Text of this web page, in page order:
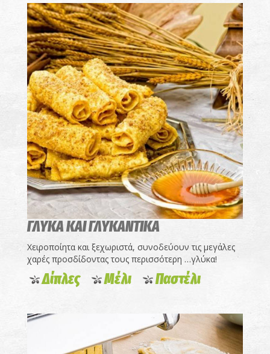
ΓΛΥΚΑ ΚΑΙ ΓΛΥΚΑΝΤΙΚΑ
Χειροποίητα και ξεχωριστά, συνοδεύουν τις μεγάλες
χαρές προσδίδοντας τους περισσότερη …γλύκα!
Δίπλες Μέλι Παστέλι